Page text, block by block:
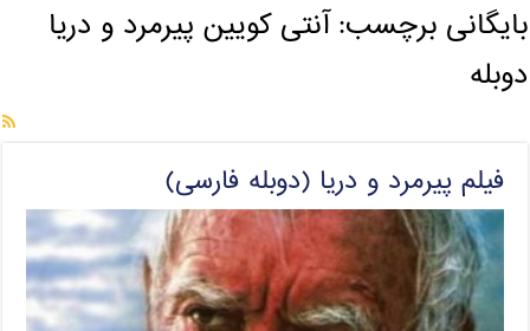
بایگانی برچسب:آنتی کویین پیرمرد و دریا
دوبله
فیلم پیرمرد و دریا (دوبله فارسی)